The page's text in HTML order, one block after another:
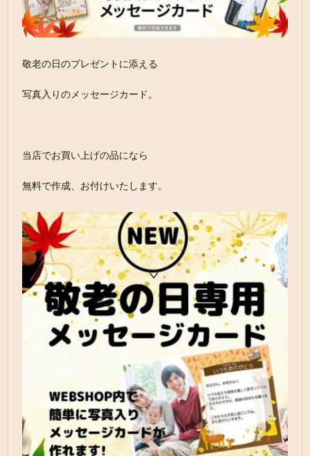
敬老の日のプレゼントに添える
写真入りのメッセージカード。
当店でお買い上げの品になら
無料で作成、お付けいたします。